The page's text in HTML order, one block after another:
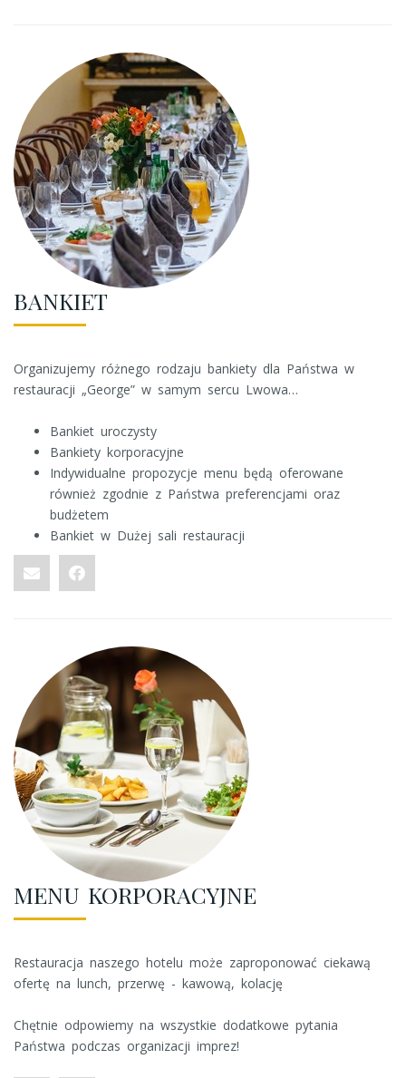
BANKIET
Organizujemy różnego rodzaju bankiety dla Państwa w
restauracji „George” w samym sercu Lwowa…
Bankiet uroczysty
Bankiety korporacyjne
Indywidualne propozycje menu będą oferowane
również zgodnie z Państwa preferencjami oraz
budżetem
Bankiet w Dużej sali restauracji
MENU KORPORACYJNE
Restauracja naszego hotelu może zaproponować ciekawą
ofertę na lunch, przerwę - kawową, kolację
Chętnie odpowiemy na wszystkie dodatkowe pytania
Państwa podczas organizacji imprez!